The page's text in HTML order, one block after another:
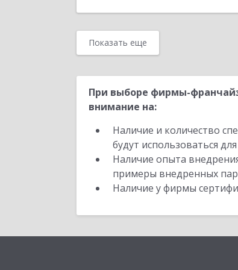
Показать еще
При выборе фирмы-
внимание на:
Наличие и количество
будут использоваться
Наличие опыта
примеры внедренных
Наличие у фирмы